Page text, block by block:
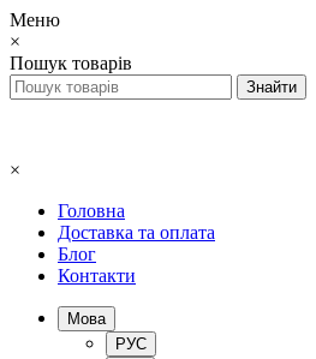
Меню
×
Пошук товарів
×
Головна
Доставка та оплата
Блог
Контакти
Мова
РУС